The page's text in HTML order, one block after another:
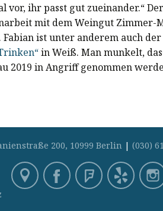
vor, ihr passt gut zueinander.“
mit dem Weingut Zimmer-
ist unter anderem auch
in Weiß. Man munkelt,
2019 in Angriff genommen
200, 10999 Berlin | (030)